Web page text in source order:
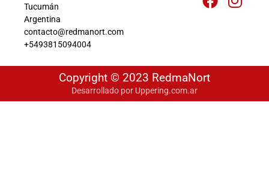
Tucumán
Argentina
contacto@redmanort.com
+5493815094004
Copyright © 2023 RedmaNort
Desarrollado por Uppering.com.ar